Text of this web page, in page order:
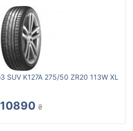
SUV K127A 275/50 ZR20 113W XL
10890 ₴